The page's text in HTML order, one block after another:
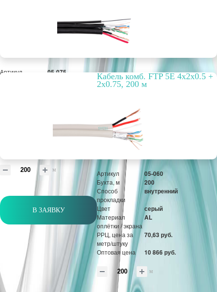
Артикул 05-075
м
В ЗАЯВКУ
Кабель комб. FTP 5E 4x2x0.5 +
2x0.75, 200 м
Артикул 05-060
Бухта, м 200
Способ
прокладки
внутренний
Цвет серый
Материал
оплётки / экрана
AL
РРЦ, цена за
метр/штуку
70,63 руб.
Оптовая цена 10 866 руб.
м